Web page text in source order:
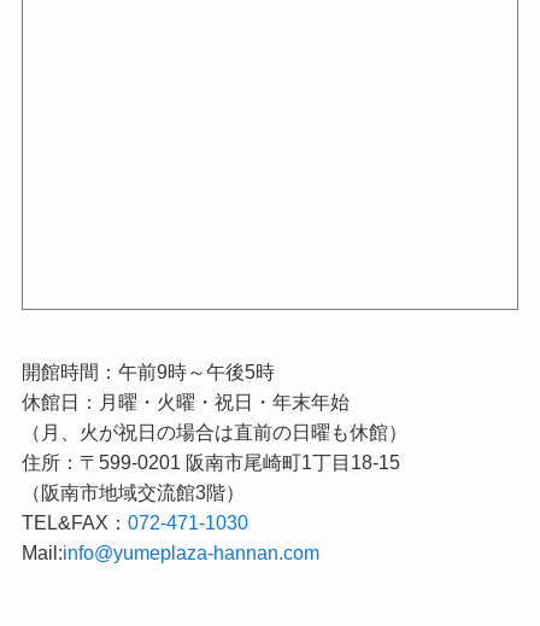
開館時間：午前9時～午後5時
休館日：月曜・火曜・祝日・年末年始
（月、火が祝日の場合は直前の日曜も休館）
住所：〒599-0201 阪南市尾崎町1丁目18-15
（阪南市地域交流館3階）
TEL&FAX： 072-471-1030
Mail:info@yumeplaza-hannan.com